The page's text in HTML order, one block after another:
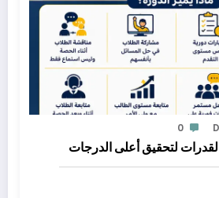
0
لتحقيق أعلى الدرجات